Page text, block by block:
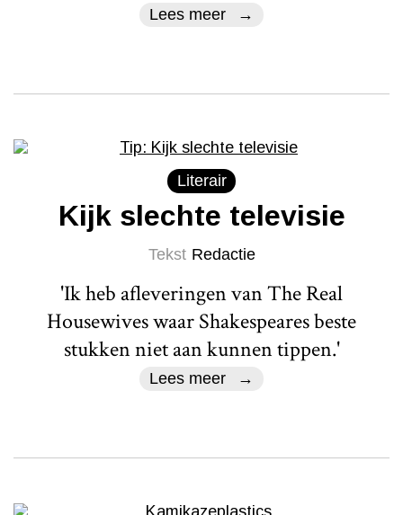
Lees meer
Literair
Kijk slechte televisie
Tekst Redactie
'Ik heb afleveringen van The Real
Housewives waar Shakespeares beste
stukken niet aan kunnen tippen.'
Lees meer